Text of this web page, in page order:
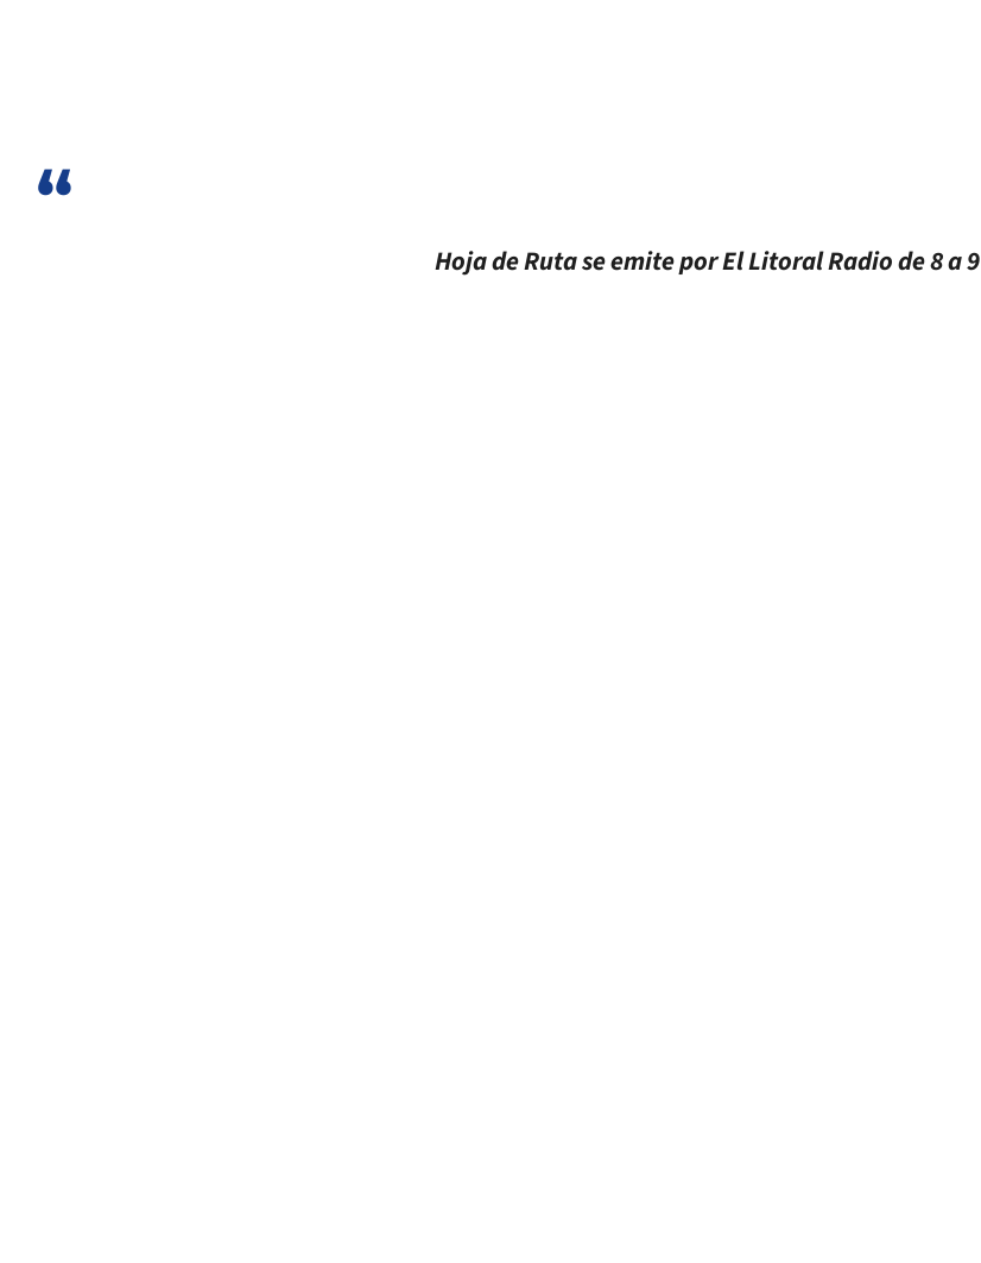
Hoja de Ruta se emite por El Litoral Radio de 8 a 9